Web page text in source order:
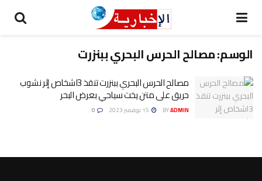
الوسم:مصالح الحرس البحري ببنزرت
مصالح الحرس البحري ببنزرت تنقذ 3اشخاص إثر نشوب
حريق على متن يخت سياحي بعرض البحر
BYADMIN